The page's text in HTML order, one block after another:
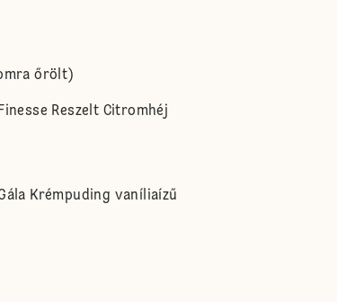
őrölt)
Reszelt Citromhéj
Krémpuding vaníliaízű